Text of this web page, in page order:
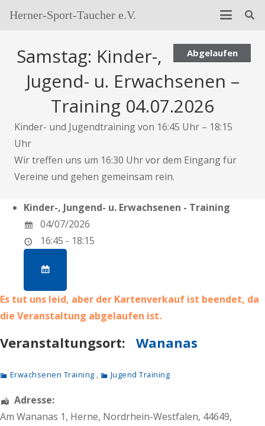
Herner-Sport-Taucher e.V.
Abgelaufen
Samstag: Kinder-,
Jugend- u. Erwachsenen –
Training 04.07.2026
Kinder- und Jugendtraining von 16:45 Uhr – 18:15
Uhr
Wir treffen uns um 16:30 Uhr vor dem Eingang für
Vereine und gehen gemeinsam rein.
Kinder-, Jungend- u. Erwachsenen - Training
04/07/2026
16:45 - 18:15
Es tut uns leid, aber der Kartenverkauf ist beendet, da
die Veranstaltung abgelaufen ist.
Veranstaltungsort: Wananas
Erwachsenen Training , Jugend Training
Adresse:
Am Wananas 1, Herne, Nordrhein-Westfalen, 44649,